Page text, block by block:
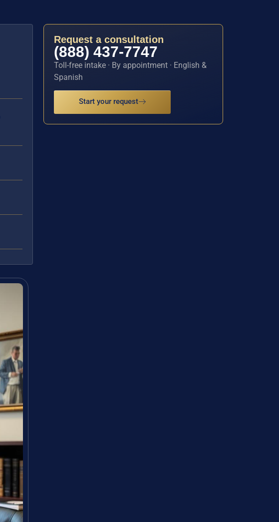
Request a consultation
(888) 437-7747
Toll-free intake · By appointment · English &
Spanish
Start your request